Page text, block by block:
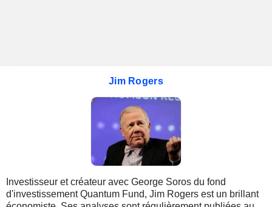
Jim Rogers
Investisseur et créateur avec George Soros du fond
d'investissement Quantum Fund, Jim Rogers est un brillant